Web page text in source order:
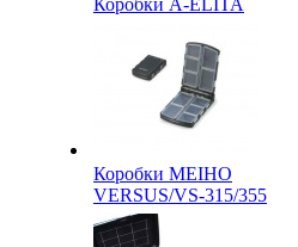
Коробки MEIHO
VERSUS/VS-315/355